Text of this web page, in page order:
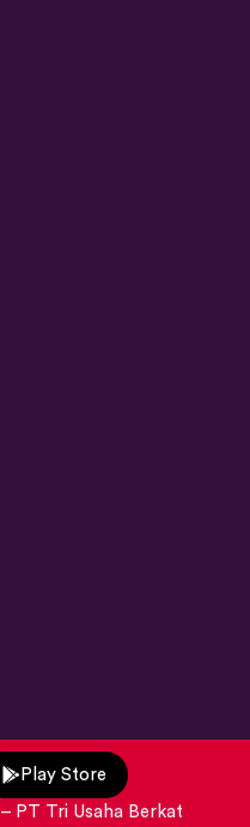
– PT Tri Usaha Berkat
Play Store